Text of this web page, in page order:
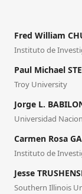
Fred William
Instituto de
Paul Michael
Troy University
Jorge L.
Universidad
Carmen Rosa
Instituto de
Jesse
Southern Illinois